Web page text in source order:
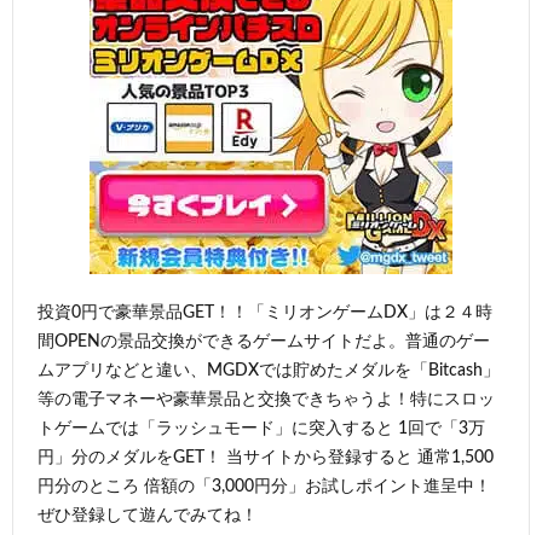
投資0円で豪華景品GET！！「ミリオンゲームDX」は２４時
間OPENの景品交換ができるゲームサイトだよ。普通のゲー
ムアプリなどと違い、MGDXでは貯めたメダルを「Bitcash」
等の電子マネーや豪華景品と交換できちゃうよ！特にスロッ
トゲームでは「ラッシュモード」に突入すると 1回で「3万
円」分のメダルをGET！ 当サイトから登録すると 通常1,500
円分のところ 倍額の「3,000円分」お試しポイント進呈中！
ぜひ登録して遊んでみてね！